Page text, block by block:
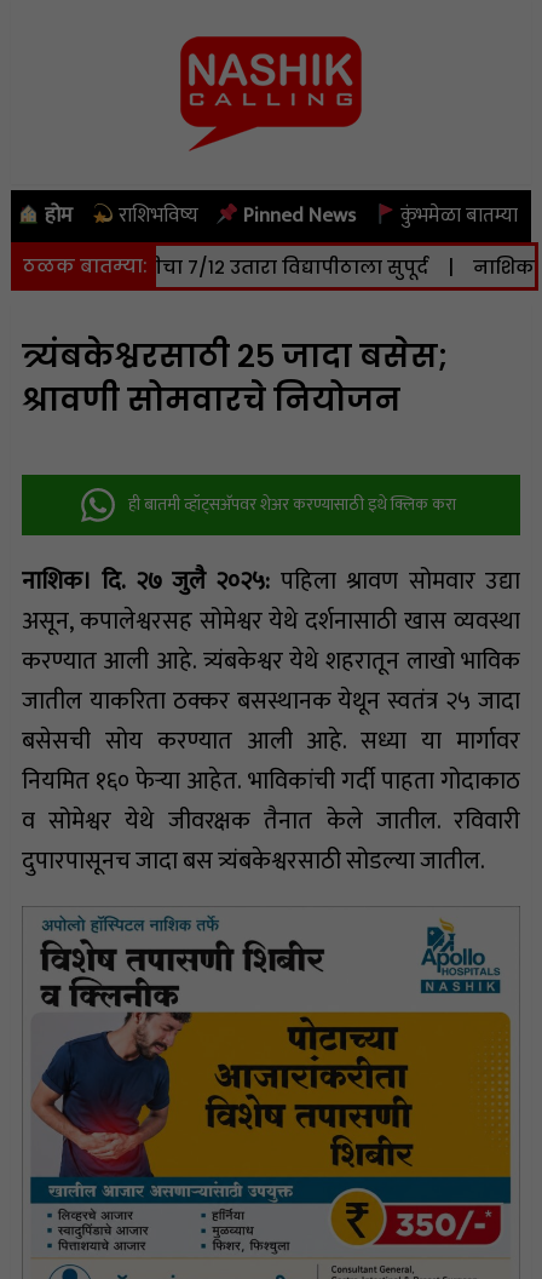
होम राशिभविष्य Pinned News कुंभमेळा बातम्या
ठळक बातम्या:
जमिनीचा ७/१२ उतारा विद्यापीठाला सुपूर्द | नाशिक:
त्र्यंबकेश्वरसाठी २५ जादा बसेस;
श्रावणी सोमवारचे नियोजन
ही बातमी व्हॉट्सअ‍ॅपवर शेअर करण्यासाठी इथे क्लिक करा
नाशिक। दि. २७ जुलै २०२५: पहिला श्रावण सोमवार उद्या
असून, कपालेश्वरसह सोमेश्वर येथे दर्शनासाठी खास व्यवस्था
करण्यात आली आहे. त्र्यंबकेश्वर येथे शहरातून लाखो भाविक
जातील याकरिता ठक्कर बसस्थानक येथून स्वतंत्र २५ जादा
बसेसची सोय करण्यात आली आहे. सध्या या मार्गावर
नियमित १६० फेऱ्या आहेत. भाविकांची गर्दी पाहता गोदाकाठ
व सोमेश्वर येथे जीवरक्षक तैनात केले जातील. रविवारी
दुपारपासूनच जादा बस त्र्यंबकेश्वरसाठी सोडल्या जातील.